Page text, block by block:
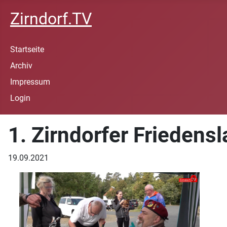
Zirndorf.TV
Startseite
Archiv
Impressum
Login
1. Zirndorfer
19.09.2021